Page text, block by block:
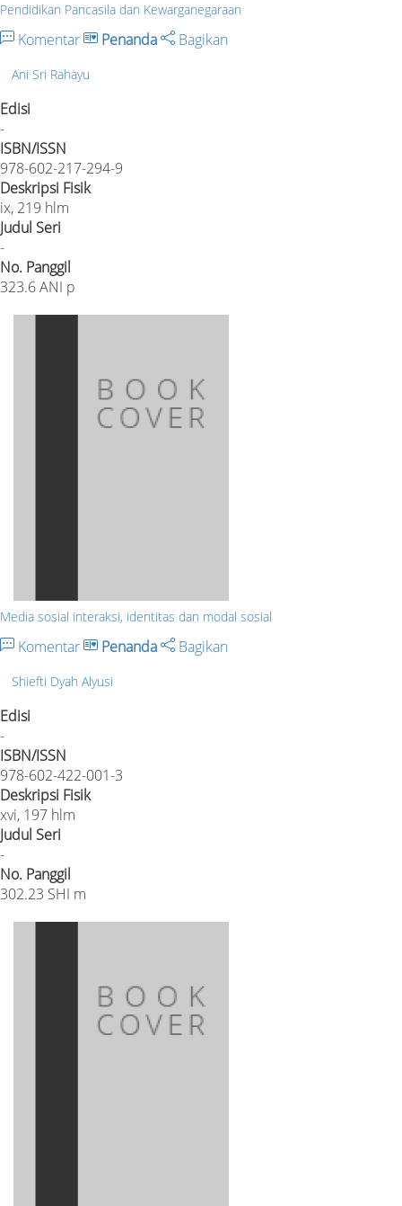
Pendidikan Pancasila dan Kewarganegaraan
Komentar Penanda Bagikan
Ani Sri Rahayu
Edisi
-
ISBN/ISSN
978-602-217-294-9
Deskripsi Fisik
ix, 219 hlm
Judul Seri
-
No. Panggil
323.6 ANI p
Media sosial interaksi, identitas dan modal sosial
Komentar Penanda Bagikan
Shiefti Dyah Alyusi
Edisi
-
ISBN/ISSN
978-602-422-001-3
Deskripsi Fisik
xvi, 197 hlm
Judul Seri
-
No. Panggil
302.23 SHI m